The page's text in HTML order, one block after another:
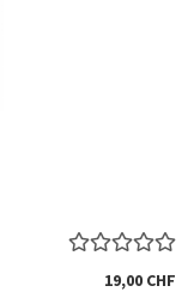
19,00 CHF